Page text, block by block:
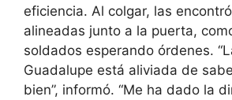
eficiencia. Al colgar, las
alineadas junto a la puerta,
soldados esperando órdenes.
Guadalupe está aliviada de
bien”, informó. “Me ha dado la